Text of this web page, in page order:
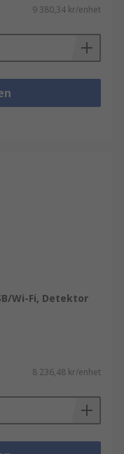
9 380,34 kr/enhet
Wi-Fi, Detektor
8 236,48 kr/enhet